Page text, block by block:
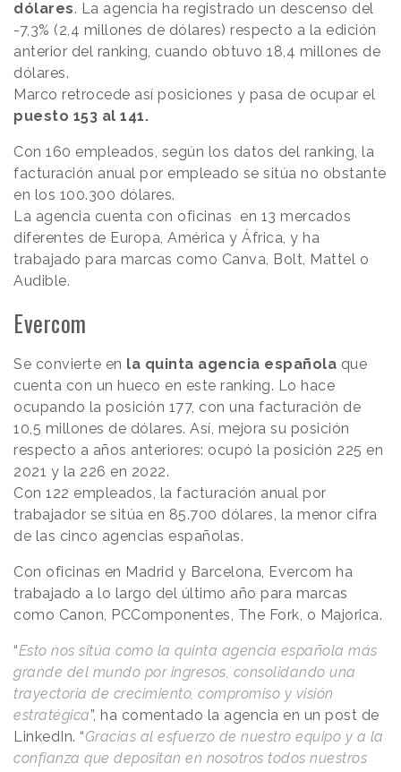
dólares. La agencia ha registrado un descenso del
-7,3% (2,4 millones de dólares) respecto a la edición
anterior del ranking, cuando obtuvo 18,4 millones de
dólares.
Marco retrocede así posiciones y pasa de ocupar el
puesto 153 al 141.
Con 160 empleados, según los datos del ranking, la
facturación anual por empleado se sitúa no obstante
en los 100.300 dólares.
La agencia cuenta con oficinas en 13 mercados
diferentes de Europa, América y África, y ha
trabajado para marcas como Canva, Bolt, Mattel o
Audible.
Evercom
Se convierte en la quinta agencia española que
cuenta con un hueco en este ranking. Lo hace
ocupando la posición 177, con una facturación de
10,5 millones de dólares. Así, mejora su posición
respecto a años anteriores: ocupó la posición 225 en
2021 y la 226 en 2022.
Con 122 empleados, la facturación anual por
trabajador se sitúa en 85.700 dólares, la menor cifra
de las cinco agencias españolas.
Con oficinas en Madrid y Barcelona, Evercom ha
trabajado a lo largo del último año para marcas
como Canon, PCComponentes, The Fork, o Majorica.
“Esto nos sitúa como la quinta agencia española más
grande del mundo por ingresos, consolidando una
trayectoria de crecimiento, compromiso y visión
estratégica”, ha comentado la agencia en un post de
LinkedIn. “Gracias al esfuerzo de nuestro equipo y a la
confianza que depositan en nosotros todos nuestros